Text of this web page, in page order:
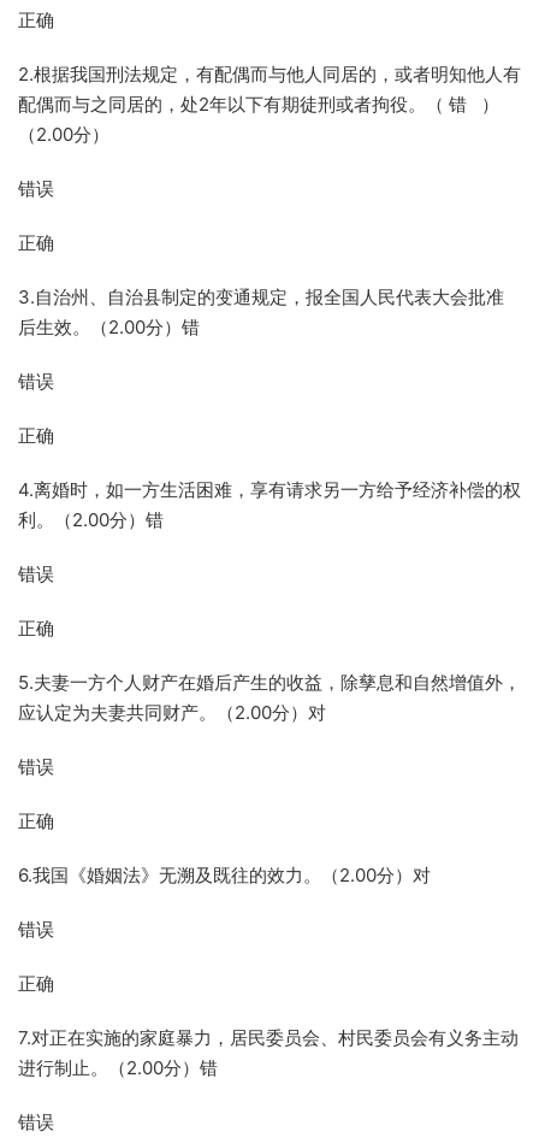
正确
2.根据我国刑法规定，有配偶而与他人同居的，或者明知他人有
配偶而与之同居的，处2年以下有期徒刑或者拘役。（ 错 ）
（2.00分）
错误
正确
3.自治州、自治县制定的变通规定，报全国人民代表大会批准
后生效。（2.00分）错
错误
正确
4.离婚时，如一方生活困难，享有请求另一方给予经济补偿的权
利。（2.00分）错
错误
正确
5.夫妻一方个人财产在婚后产生的收益，除孳息和自然增值外，
应认定为夫妻共同财产。（2.00分）对
错误
正确
6.我国《婚姻法》无溯及既往的效力。（2.00分）对
错误
正确
7.对正在实施的家庭暴力，居民委员会、村民委员会有义务主动
进行制止。（2.00分）错
错误